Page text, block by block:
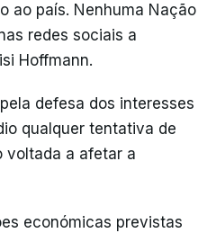
ao país. Nenhuma Nação
redes sociais a
Hoffmann.
defesa dos interesses
qualquer tentativa de
voltada a afetar a
económicas previstas